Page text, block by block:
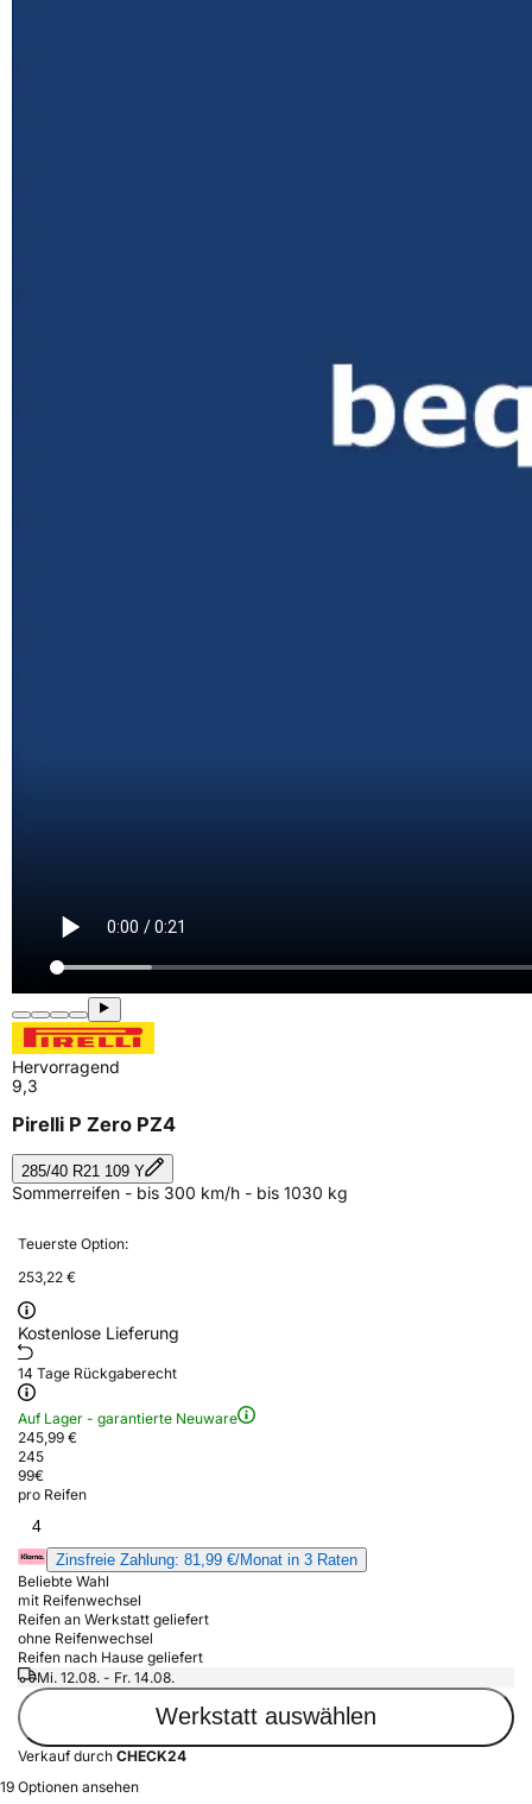
Hervorragend
9,3
Pirelli P Zero PZ4
285/40 R21 109 Y
Sommerreifen - bis 300 km/h - bis 1030 kg
Teuerste Option:
253,22 €
Kostenlose Lieferung
14 Tage Rückgaberecht
Auf Lager - garantierte Neuware
245,99 €
245
99€
pro Reifen
4
Zinsfreie Zahlung: 81,99 €/Monat in 3 Raten
Beliebte Wahl
mit Reifenwechsel
Reifen an Werkstatt geliefert
ohne Reifenwechsel
Reifen nach Hause geliefert
Mi. 12.08. - Fr. 14.08.
Werkstatt auswählen
Verkauf durch CHECK24
19 Optionen ansehen